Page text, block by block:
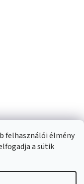
felhasználói élmény
a sütik